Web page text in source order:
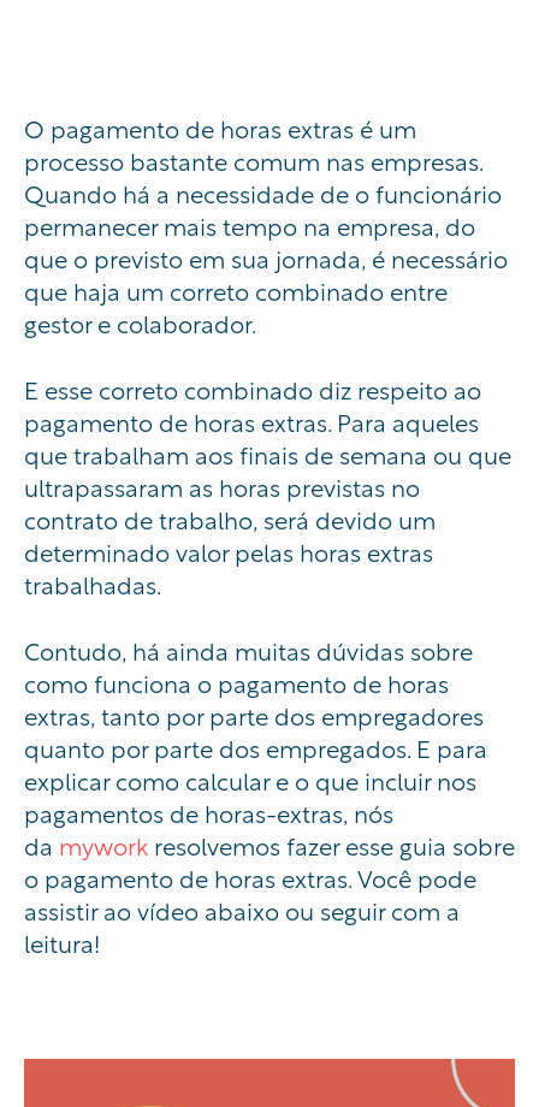
O pagamento de horas extras é um
processo bastante comum nas empresas.
Quando há a necessidade de o funcionário
permanecer mais tempo na empresa, do
que o previsto em sua jornada, é necessário
que haja um correto combinado entre
gestor e colaborador.
E esse correto combinado diz respeito ao
pagamento de horas extras. Para aqueles
que trabalham aos finais de semana ou que
ultrapassaram as horas previstas no
contrato de trabalho, será devido um
determinado valor pelas horas extras
trabalhadas.
Contudo, há ainda muitas dúvidas sobre
como funciona o pagamento de horas
extras, tanto por parte dos empregadores
quanto por parte dos empregados. E para
explicar como calcular e o que incluir nos
pagamentos de horas-extras, nós
da mywork resolvemos fazer esse guia sobre
o pagamento de horas extras. Você pode
assistir ao vídeo abaixo ou seguir com a
leitura!